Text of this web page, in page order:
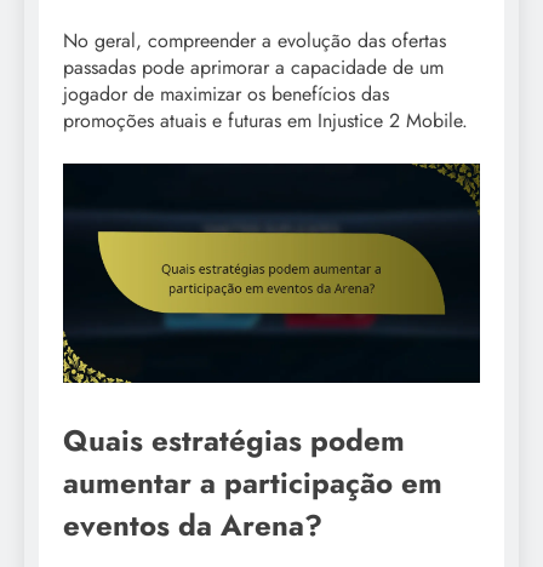
No geral, compreender a evolução das ofertas
passadas pode aprimorar a capacidade de um
jogador de maximizar os benefícios das
promoções atuais e futuras em Injustice 2 Mobile.
Quais estratégias podem
aumentar a participação em
eventos da Arena?